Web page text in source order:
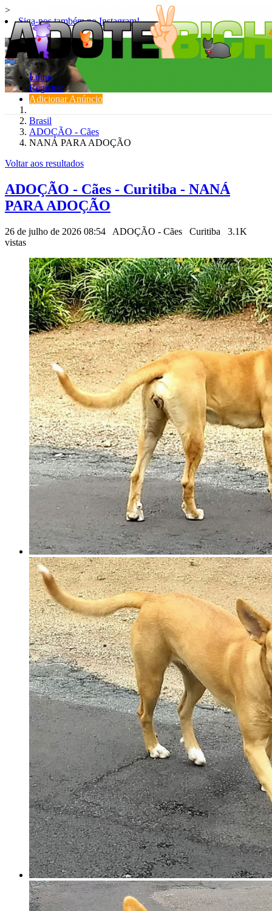
Entrar
Registrar
Adicionar Anúncio
>
Siga-nos também no Instagram!
Brasil
ADOÇÃO - Cães
NANÁ PARA ADOÇÃO
Voltar aos resultados
ADOÇÃO - Cães - Curitiba - NANÁ
PARA ADOÇÃO
26 de julho de 2026 08:54 ADOÇÃO - Cães Curitiba
3.1K
vistas